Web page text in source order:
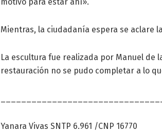
motivo para estar ahí».
Mientras, la ciudadanía espera se aclare
La escultura fue realizada por Manuel de
restauración no se pudo completar a lo
Yanara Vivas SNTP 6.961 /CNP 16770